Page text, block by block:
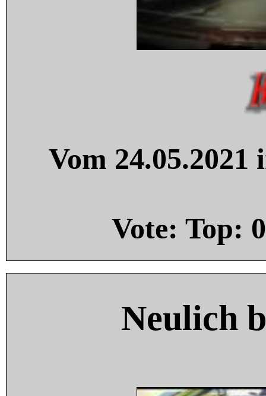
Vom
Vote: Top: 0
Neulich